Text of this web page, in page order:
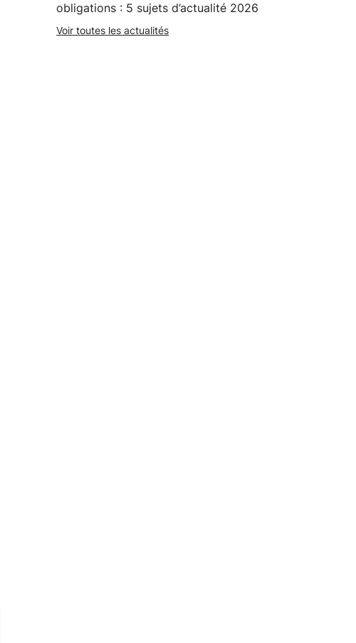
obligations : 5 sujets d’actualité 2026
Voir toutes les actualités